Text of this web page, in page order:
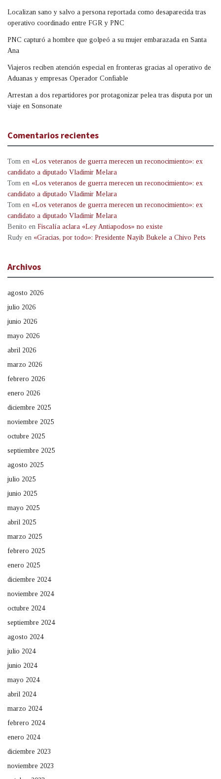
Localizan sano y salvo a persona reportada como desaparecida tras
operativo coordinado entre FGR y PNC
PNC capturó a hombre que golpeó a su mujer embarazada en Santa
Ana
Viajeros reciben atención especial en fronteras gracias al operativo de
Aduanas y empresas Operador Confiable
Arrestan a dos repartidores por protagonizar pelea tras disputa por un
viaje en Sonsonate
Comentarios recientes
Tom en «Los veteranos de guerra merecen un reconocimiento»: ex
candidato a diputado Vladimir Melara
Tom en «Los veteranos de guerra merecen un reconocimiento»: ex
candidato a diputado Vladimir Melara
Tom en «Los veteranos de guerra merecen un reconocimiento»: ex
candidato a diputado Vladimir Melara
Benito en Fiscalía aclara «Ley Antiapodos» no existe
Rudy en «Gracias, por todo»: Presidente Nayib Bukele a Chivo Pets
Archivos
agosto 2026
julio 2026
junio 2026
mayo 2026
abril 2026
marzo 2026
febrero 2026
enero 2026
diciembre 2025
noviembre 2025
octubre 2025
septiembre 2025
agosto 2025
julio 2025
junio 2025
mayo 2025
abril 2025
marzo 2025
febrero 2025
enero 2025
diciembre 2024
noviembre 2024
octubre 2024
septiembre 2024
agosto 2024
julio 2024
junio 2024
mayo 2024
abril 2024
marzo 2024
febrero 2024
enero 2024
diciembre 2023
noviembre 2023